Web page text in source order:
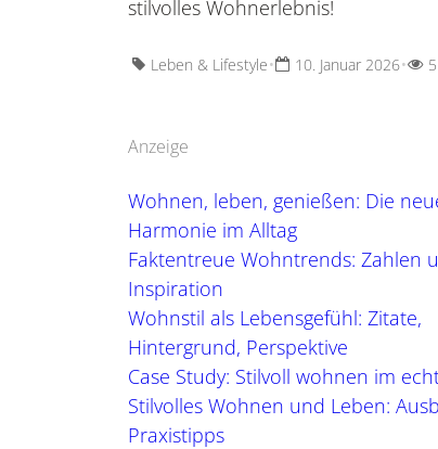
Garten
Urban Gardening,
Gesundheit
Work Life Balance,
stilvolles Wohnerlebnis!
Leben & Lifestyle• 10. Januar 2026•
Anzeige
Wohnen, leben, genießen: Die
Harmonie im Alltag
Faktentreue Wohntrends: Zahlen
Inspiration
Wohnstil als Lebensgefühl: Zitate,
Hintergrund, Perspektive
Case Study: Stilvoll wohnen im
Stilvolles Wohnen und Leben:
Praxistipps